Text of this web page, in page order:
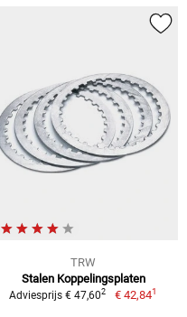
TRW
Stalen Koppelingsplaten
Adviesprijs € 47,602 € 42,841